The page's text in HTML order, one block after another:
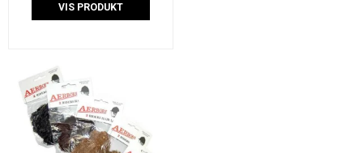
VIS PRODUKT